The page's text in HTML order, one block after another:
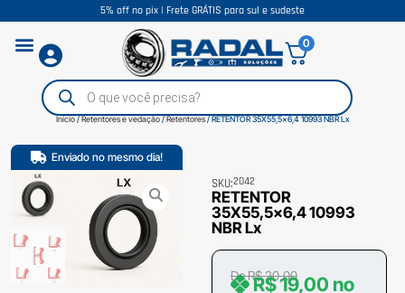
5% off no pix | Frete GRÁTIS para sul e sudeste
0
Início/Retentores e vedação/Retentores/ RETENTOR 35X55,5×6,4 10993 NBR Lx
Enviado no mesmo dia!
SKU:2042
RETENTOR
35X55,5×6,4 10993
NBR Lx
DeR$20,00
R$19,00 no